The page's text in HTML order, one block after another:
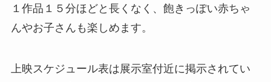
１作品１５分ほどと長くなく、飽きっぽい赤ちゃ
んやお子さんも楽しめます。
上映スケジュール表は展示室付近に掲示されてい